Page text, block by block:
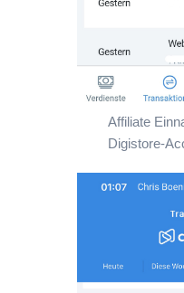
Affiliate
Digistore-